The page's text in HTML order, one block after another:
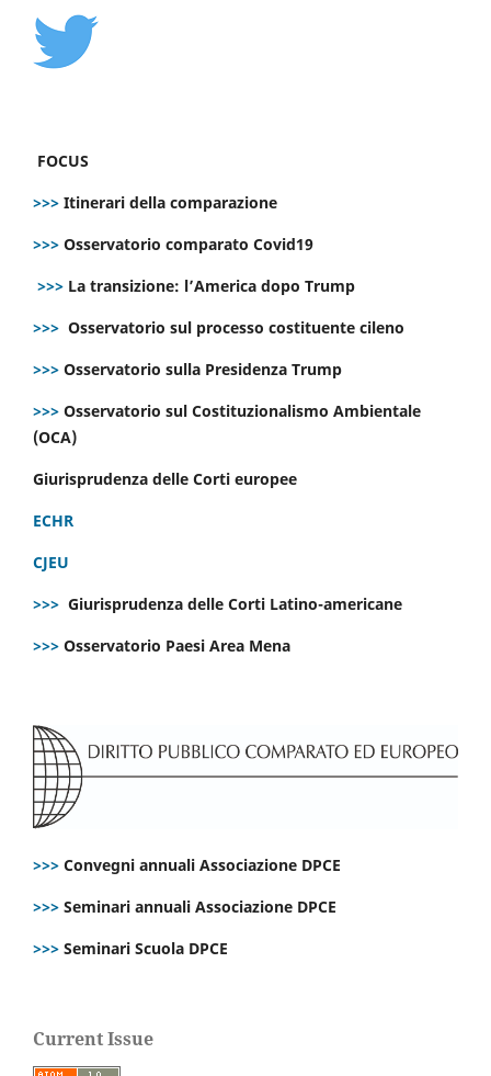
FOCUS
>>> Itinerari della comparazione
>>> Osservatorio comparato Covid19
>>> La transizione: l’America dopo Trump
>>> Osservatorio sul processo costituente cileno
>>> Osservatorio sulla Presidenza Trump
>>> Osservatorio sul Costituzionalismo Ambientale
(OCA)
Giurisprudenza delle Corti europee
ECHR
CJEU
>>> Giurisprudenza delle Corti Latino-americane
>>> Osservatorio Paesi Area Mena
>>> Convegni annuali Associazione DPCE
>>> Seminari annuali Associazione DPCE
>>> Seminari Scuola DPCE
Current Issue